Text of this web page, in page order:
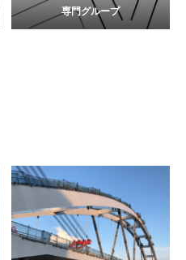
専門グループ